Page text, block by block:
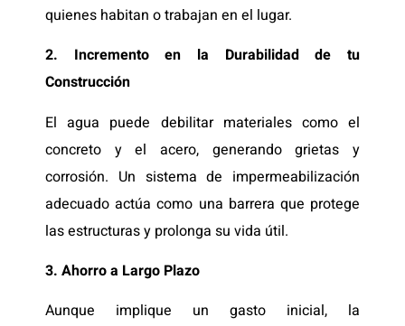
quienes habitan o trabajan en el lugar.
2. Incremento en la Durabilidad de tu
Construcción
El agua puede debilitar materiales como el
concreto y el acero, generando grietas y
corrosión. Un sistema de impermeabilización
adecuado actúa como una barrera que protege
las estructuras y prolonga su vida útil.
3. Ahorro a Largo Plazo
Aunque implique un gasto inicial, la